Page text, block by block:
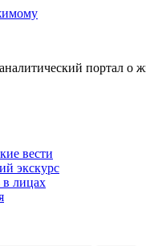
портал о
вести
экскурс
в лицах